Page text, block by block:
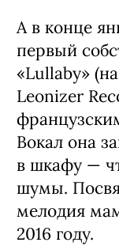
А в конце
первый
«Lullaby»
Leonizer
Вокал она
в шкафу —
шумы.
мелодия
2016 году.